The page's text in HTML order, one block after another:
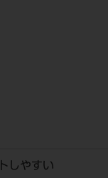
しやすい